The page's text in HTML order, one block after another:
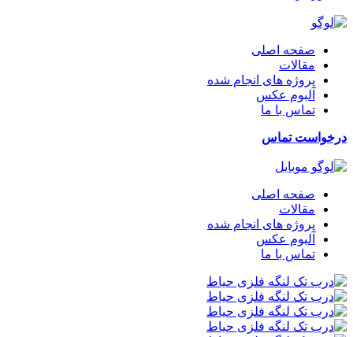
صفحه اصلی
مقالات
پروژه های انجام شده
آلبوم عکس
تماس با ما
درخواست تماس
صفحه اصلی
مقالات
پروژه های انجام شده
آلبوم عکس
تماس با ما